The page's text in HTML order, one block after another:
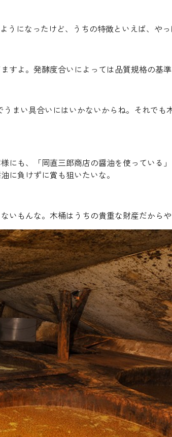
うになったけど、うちの特徴といえば、や
よ。発酵度合いによっては品質規格の基
まい具合いにはいかないからね。それで
にも、「岡直三郎商店の醤油を使ってい
に負けずに賞も狙いたいな。
いもんな。木桶はうちの貴重な財産だから